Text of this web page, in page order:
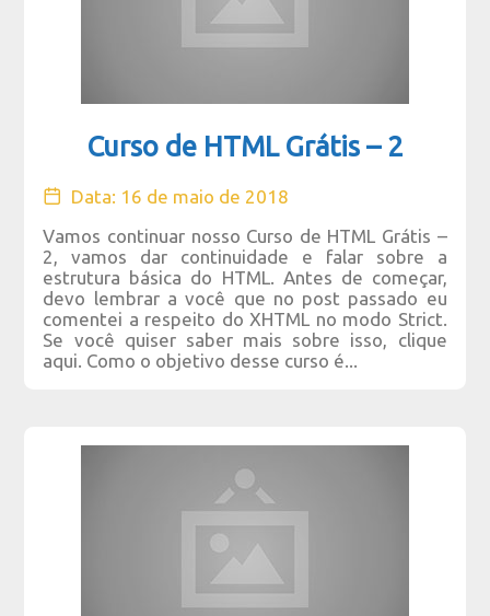
Curso de HTML Grátis – 2
Data: 16 de maio de 2018
Vamos continuar nosso Curso de HTML Grátis –
2, vamos dar continuidade e falar sobre a
estrutura básica do HTML. Antes de começar,
devo lembrar a você que no post passado eu
comentei a respeito do XHTML no modo Strict.
Se você quiser saber mais sobre isso, clique
aqui. Como o objetivo desse curso é...